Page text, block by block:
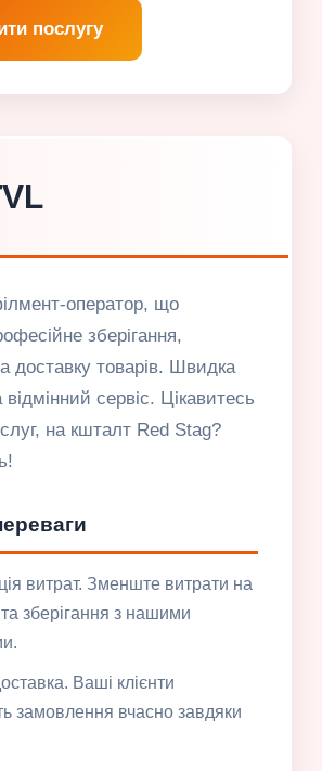
послугу
оператор, що
зберігання,
доставку товарів. Швидка
відмінний сервіс. Цікавитесь
на кшталт Red Stag?
витрат. Зменште витрати на
та зберігання з нашими
Ваші клієнти
замовлення вчасно завдяки